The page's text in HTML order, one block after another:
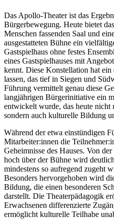
Das Apollo-Theater ist das
Bürgerbewegung. Heute bietet
Menschen fassenden Saal und
ausgestatteten Bühne ein
Gastspielhaus ohne festes
eines Gastspielhauses mit
kennt. Diese Konstellation hat ein
lassen, das tief in Siegen und
Führung vermittelt genau diese
langjährigen Bürgerinitiative ein
entwickelt wurde, das heute nicht
sondern auch kulturelle Bildung
Während der etwa einstündigen
Mitarbeiter:innen die
Geheimnisse des Hauses. Von
hoch über der Bühne wird
mindestens so aufregend zugeht
Besonders hervorgehoben wird
Bildung, die einen besonderen
darstellt. Die Theaterpädagogik
Erwachsenen differenzierte
ermöglicht kulturelle Teilhabe